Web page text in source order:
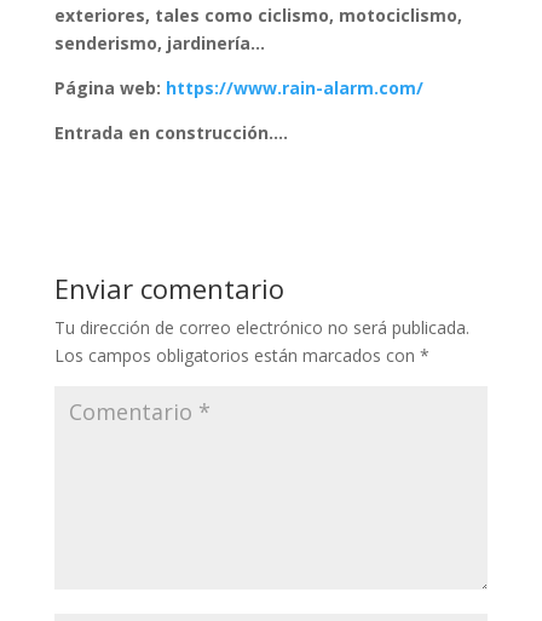
exteriores, tales como ciclismo, motociclismo,
senderismo, jardinería…
Página web: https://www.rain-alarm.com/
Entrada en construcción….
Enviar comentario
Tu dirección de correo electrónico no será publicada.
Los campos obligatorios están marcados con *